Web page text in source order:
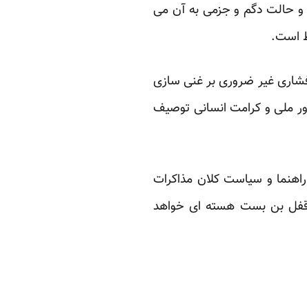
و حالت دگم و جزمی به آن می
است.
غیر ضروری بر غنی سازی
ملی و کرامت انسانی توصیف
و سیاست کلان مذاکرات
قفل بن بست هسته ای خواهد